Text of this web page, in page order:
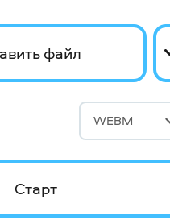
файл
WEBM
Старт